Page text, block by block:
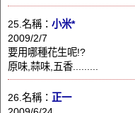
25.名稱： 小米*
2009/2/7
要用哪種花生呢!?
原味,蒜味,五香.........
26.名稱： 正一